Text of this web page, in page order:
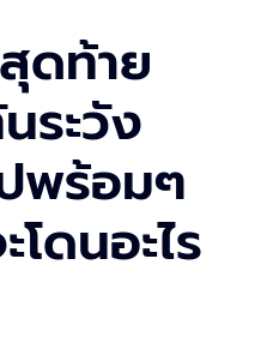
ดท้าย
ระวัง
พร้อมๆ
โดนอะไร